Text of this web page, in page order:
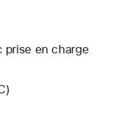
prise en charge